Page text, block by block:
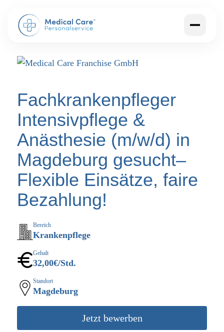
Fachkrankenpfleger
Intensivpflege &
Anästhesie (m/w/d) in
Magdeburg gesucht–
Flexible Einsätze, faire
Bezahlung!
Bereich
Krankenpflege
Gehalt
32,00€/Std.
Standort
Magdeburg
Jetzt bewerben